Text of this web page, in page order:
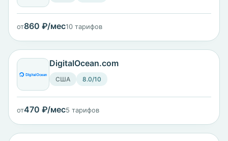
от860 ₽/мес10 тарифов
DigitalOcean.com
США 8.0/10
от470 ₽/мес5 тарифов